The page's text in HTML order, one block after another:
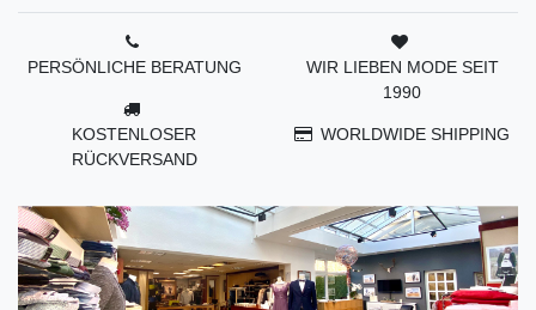
PERSÖNLICHE BERATUNG
KOSTENLOSER
RÜCKVERSAND
WIR LIEBEN MODE SEIT
1990
WORLDWIDE SHIPPING